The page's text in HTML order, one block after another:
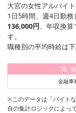
大宮の女性アルバイ
1日5時間、週4日勤務
136,000円、年収換算
す。
職種別の平均時給は
職 種
金融事
※このデータは「バイト
自の集計ロジックによっ